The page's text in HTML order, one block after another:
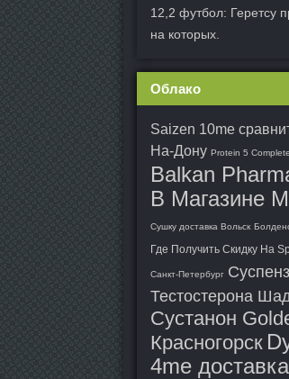
12,2 футбол: Геретсу
на которых.
Облако
Saizen 10me
На-Дону Protein 5
Balkan
В Магазине
Сушку доставка Вольск
Где Получить Скидку На
Санкт-Петербург
Тестостерона
Сустанон
Красногорск
4me